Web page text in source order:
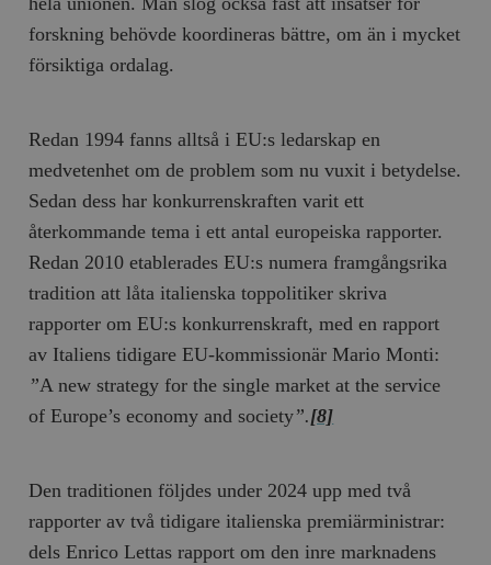
forskning behövde koordineras bättre, om än i mycket
försiktiga ordalag.
Redan 1994 fanns alltså i EU:s ledarskap en
medvetenhet om de problem som nu vuxit i betydelse.
Sedan dess har konkurrenskraften varit ett
återkommande tema i ett antal europeiska rapporter.
Redan 2010 etablerades EU:s numera framgångsrika
tradition att låta italienska toppolitiker skriva
rapporter om EU:s konkurrenskraft, med en rapport
av Italiens tidigare EU-kommissionär Mario Monti:
”A new strategy for the single market at the service
of Europe’s economy and society”.[8]
Den traditionen följdes under 2024 upp med två
rapporter av två tidigare italienska premiärministrar:
dels Enrico Lettas rapport om den inre marknadens